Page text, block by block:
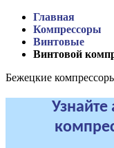
Главная
Компрессоры
Винтовые
Винтовой
Бежецкие